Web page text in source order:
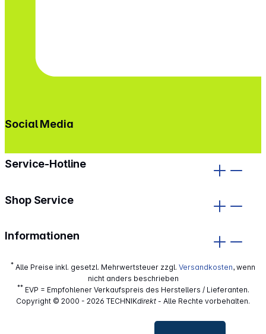
Service-Hotline
Shop Service
Informationen
Social Media
* Alle Preise inkl. gesetzl. Mehrwertsteuer zzgl. Versandkosten, wenn
nicht anders beschrieben
** EVP = Empfohlener Verkaufspreis des Herstellers / Lieferanten.
Copyright © 2000 - 2026 TECHNIKdirekt - Alle Rechte vorbehalten.